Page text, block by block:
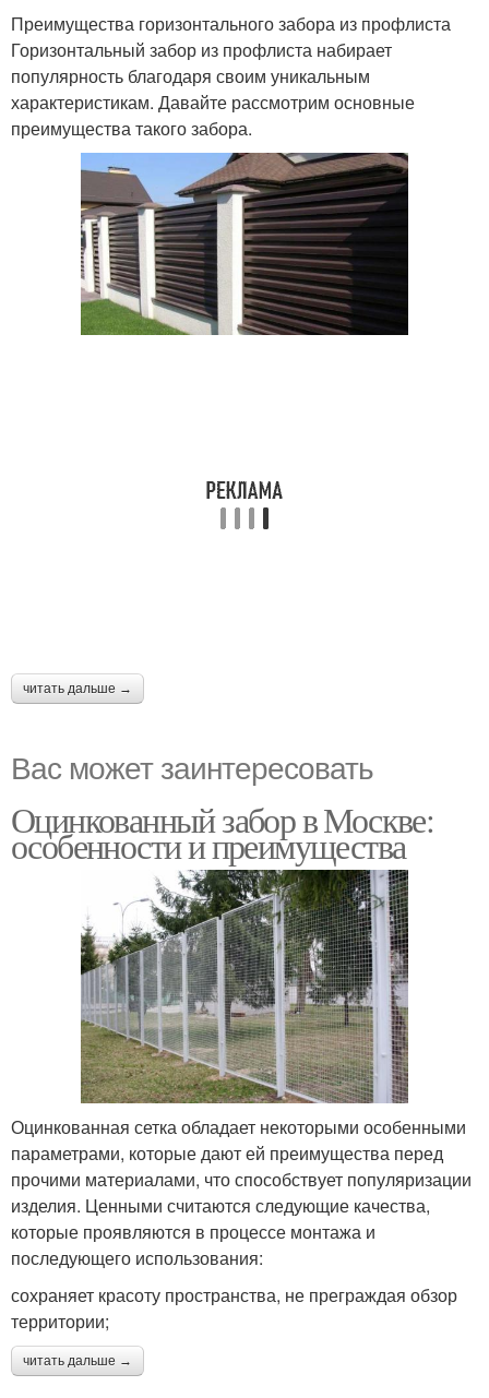
Преимущества горизонтального забора из профлиста
Горизонтальный забор из профлиста набирает
популярность благодаря своим уникальным
характеристикам. Давайте рассмотрим основные
преимущества такого забора.
читать дальше →
Вас может заинтересовать
Оцинкованный забор в Москве:
особенности и преимущества
Оцинкованная сетка обладает некоторыми особенными
параметрами, которые дают ей преимущества перед
прочими материалами, что способствует популяризации
изделия. Ценными считаются следующие качества,
которые проявляются в процессе монтажа и
последующего использования:
сохраняет красоту пространства, не преграждая обзор
территории;
читать дальше →